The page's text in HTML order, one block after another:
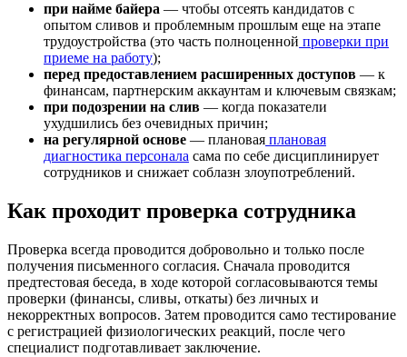
при найме байера — чтобы отсеять кандидатов с
опытом сливов и проблемным прошлым еще на этапе
трудоустройства (это часть полноценной проверки при
приеме на работу);
перед предоставлением расширенных доступов — к
финансам, партнерским аккаунтам и ключевым связкам;
при подозрении на слив — когда показатели
ухудшились без очевидных причин;
на регулярной основе — плановая плановая
диагностика персонала сама по себе дисциплинирует
сотрудников и снижает соблазн злоупотреблений.
Как проходит проверка сотрудника
Проверка всегда проводится добровольно и только после
получения письменного согласия. Сначала проводится
предтестовая беседа, в ходе которой согласовываются темы
проверки (финансы, сливы, откаты) без личных и
некорректных вопросов. Затем проводится само тестирование
с регистрацией физиологических реакций, после чего
специалист подготавливает заключение.